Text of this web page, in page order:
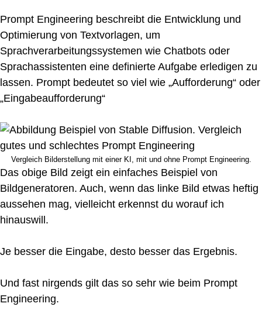
Prompt Engineering beschreibt die Entwicklung und
Optimierung von Textvorlagen, um
Sprachverarbeitungssystemen wie Chatbots oder
Sprachassistenten eine definierte Aufgabe erledigen zu
lassen. Prompt bedeutet so viel wie „Aufforderung“ oder
„Eingabeaufforderung“
Vergleich Bilderstellung mit einer KI, mit und ohne Prompt Engineering.
Das obige Bild zeigt ein einfaches Beispiel von
Bildgeneratoren. Auch, wenn das linke Bild etwas heftig
aussehen mag, vielleicht erkennst du worauf ich
hinauswill.
Je besser die Eingabe, desto besser das Ergebnis.
Und fast nirgends gilt das so sehr wie beim Prompt
Engineering.